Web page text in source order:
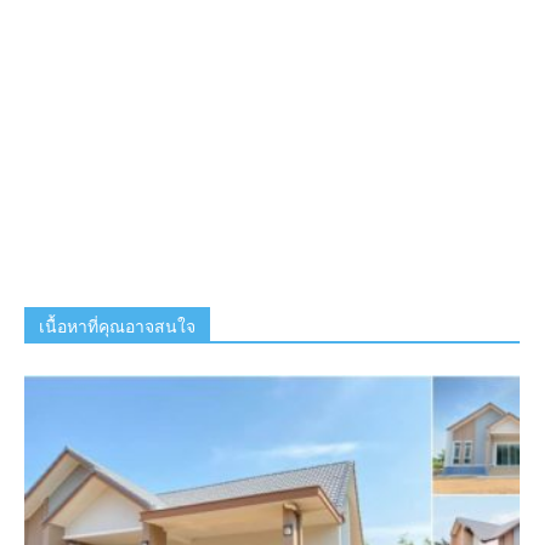
เนื้อหาที่คุณอาจสนใจ